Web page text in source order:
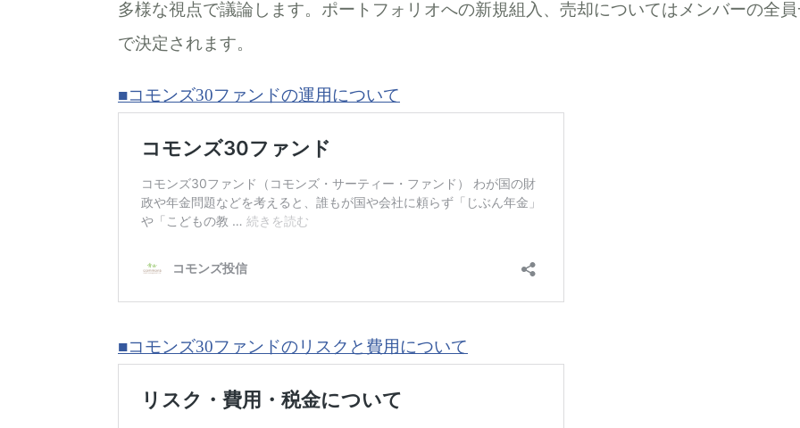
多様な視点で議論します。ポートフォリオへの新規組入、売却についてはメンバーの全
で決定されます。
■コモンズ30ファンドの運用について
■コモンズ30ファンドのリスクと費用について